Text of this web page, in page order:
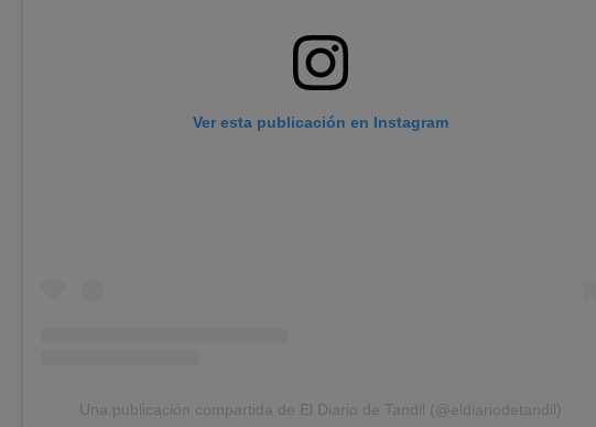
Ver esta publicación en Instagram
Una publicación compartida de El Diario de Tandil (@eldiariodetandil)